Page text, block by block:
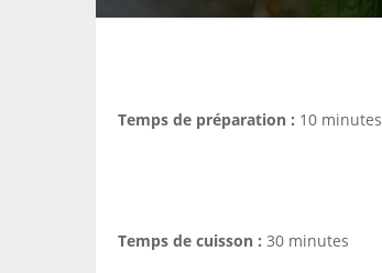
Temps de préparation : 10 minutes
Temps de cuisson : 30 minutes